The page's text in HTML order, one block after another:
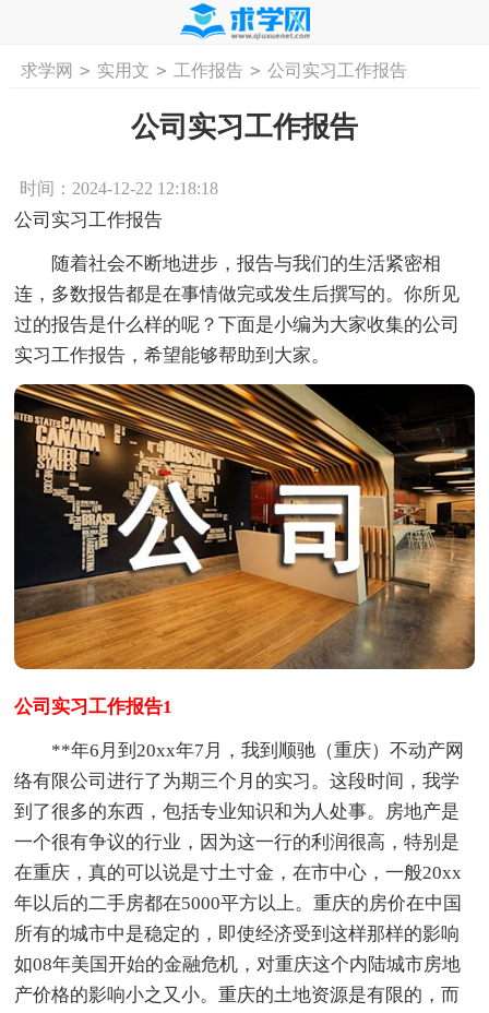
首页 工作计划 活动计划 学习计划
求学网 > 实用文 > 工作报告 > 公司实习工作报告
公司实习工作报告
时间：2024-12-22 12:18:18
公司实习工作报告
随着社会不断地进步，报告与我们的生活紧密相
连，多数报告都是在事情做完或发生后撰写的。你所见
过的报告是什么样的呢？下面是小编为大家收集的公司
实习工作报告，希望能够帮助到大家。
公司实习工作报告1
**年6月到20xx年7月，我到顺驰（重庆）不动产网
络有限公司进行了为期三个月的实习。这段时间，我学
到了很多的东西，包括专业知识和为人处事。房地产是
一个很有争议的行业，因为这一行的利润很高，特别是
在重庆，真的可以说是寸土寸金，在市中心，一般20xx
年以后的二手房都在5000平方以上。重庆的房价在中国
所有的城市中是稳定的，即使经济受到这样那样的影响
如08年美国开始的金融危机，对重庆这个内陆城市房地
产价格的影响小之又小。重庆的土地资源是有限的，而